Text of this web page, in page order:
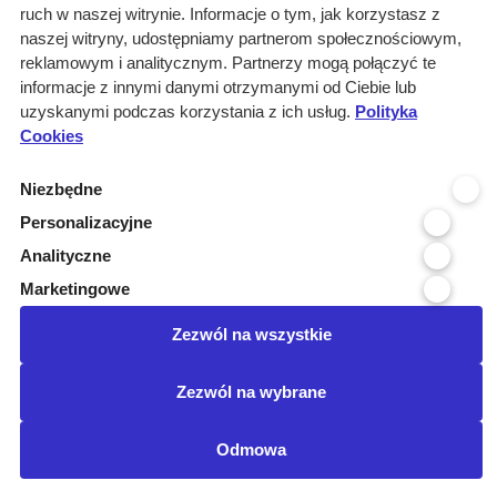
Wyniki wyszukiwania
0 informacji dla:
Branże: Laboratoria
Podbranze: serwis, naprawa
Kraj realizacji: POLSKA
Posiadamy certyfikat:
©Przetargimedyczne.com
ruch w naszej witrynie. Informacje o tym, jak korzystasz z
naszej witryny, udostępniamy partnerom społecznościowym,
reklamowym i analitycznym. Partnerzy mogą połączyć te
informacje z innymi danymi otrzymanymi od Ciebie lub
uzyskanymi podczas korzystania z ich usług. Polityka
Cookies
Niezbędne
Personalizacyjne
Analityczne
Marketingowe
Zezwól na wszystkie
Zezwól na wybrane
Odmowa